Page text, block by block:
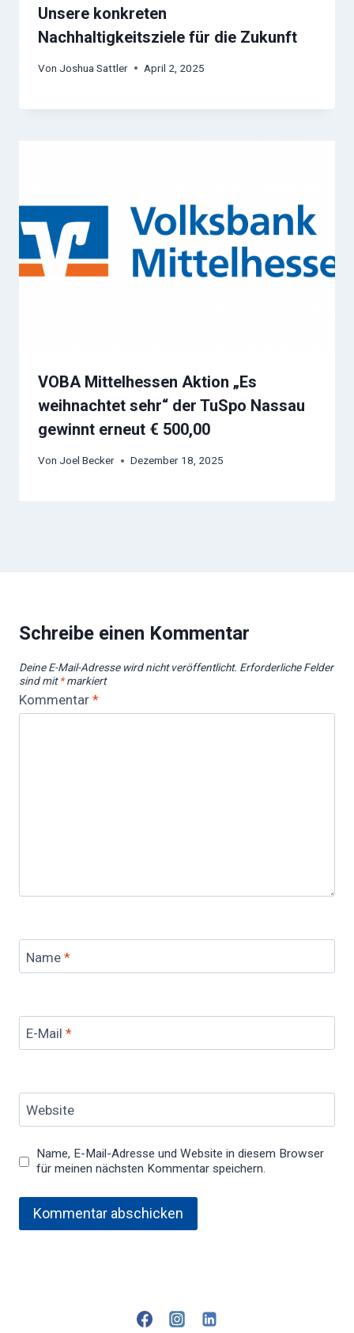
Unsere konkreten
Nachhaltigkeitsziele für die Zukunft
Von Joshua Sattler April 2, 2025
VOBA Mittelhessen Aktion „Es
weihnachtet sehr“ der TuSpo Nassau
gewinnt erneut € 500,00
Von Joel Becker Dezember 18, 2025
Schreibe einen Kommentar
Deine E-Mail-Adresse wird nicht veröffentlicht. Erforderliche Felder
sind mit*markiert
Kommentar *
Name *
E-Mail *
Website
Name, E-Mail-Adresse und Website in diesem Browser
für meinen nächsten Kommentar speichern.